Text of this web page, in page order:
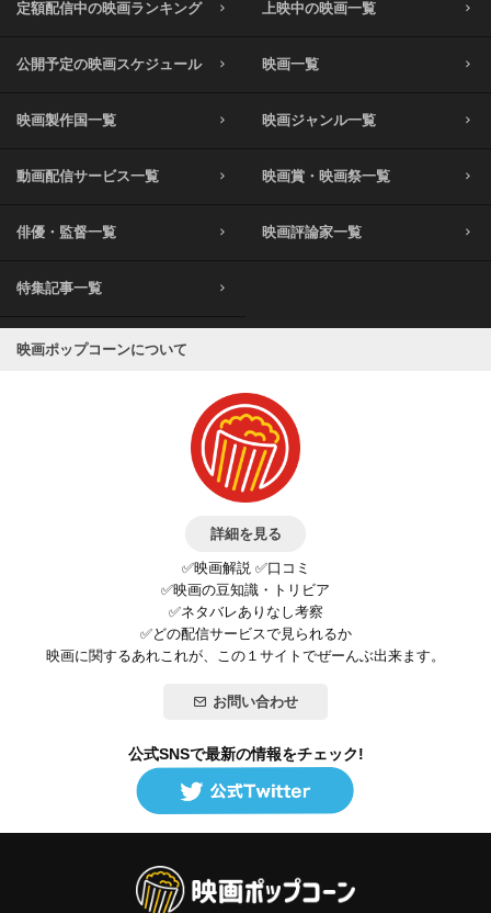
定額配信中の映画ランキング 上映中の映画一覧
公開予定の映画スケジュール 映画一覧
映画製作国一覧 映画ジャンル一覧
動画配信サービス一覧 映画賞・映画祭一覧
俳優・監督一覧 映画評論家一覧
特集記事一覧
映画ポップコーンについて
詳細を見る
✅映画解説 ✅口コミ
✅映画の豆知識・トリビア
✅ネタバレありなし考察
✅どの配信サービスで見られるか
映画に関するあれこれが、この１サイトでぜーんぶ出来ます。
お問い合わせ
公式SNSで最新の情報をチェック!